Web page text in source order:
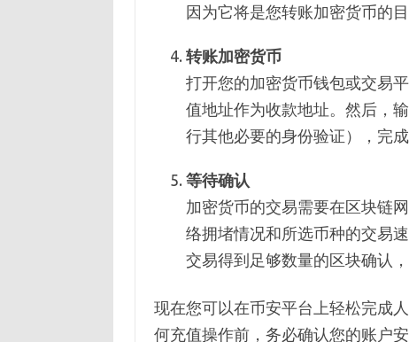
因为它将是您转账加密货币的目
转账加密货币
打开您的加密货币钱包或交易
值地址作为收款地址。然后，
行其他必要的身份验证），完成
等待确认
加密货币的交易需要在区块链
络拥堵情况和所选币种的交易
交易得到足够数量的区块确认
现在您可以在币安平台上轻松完成
何充值操作前，务必确认您的账户